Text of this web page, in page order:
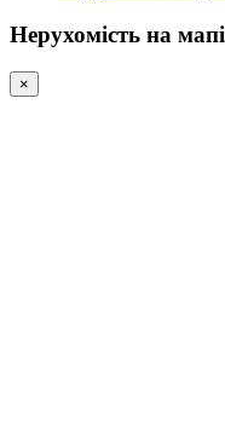
Нерухомість на мапі
×